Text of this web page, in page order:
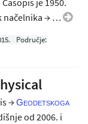
je 1950.
načelnika → …
.
Područje:
→Geodetskoga
od 2006. i